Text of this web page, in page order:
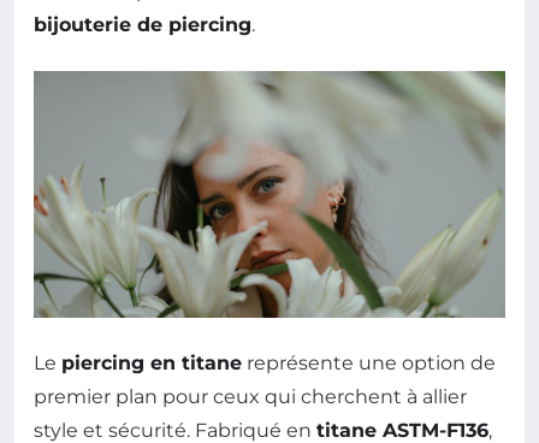
bijouterie de piercing.
Le piercing en titane représente une option de
premier plan pour ceux qui cherchent à allier
style et sécurité. Fabriqué en titane ASTM-F136,